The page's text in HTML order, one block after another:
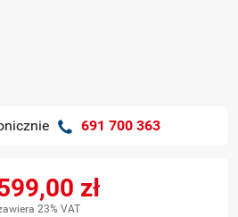
691 700 363
zł
23% VAT